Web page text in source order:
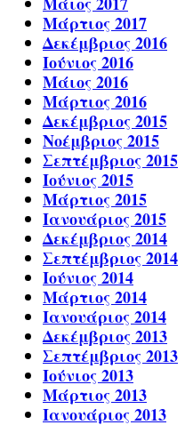
Μάρτιος 2017
Δεκέμβριος 2016
Ιούνιος 2016
Μάιος 2016
Μάρτιος 2016
Δεκέμβριος 2015
Νοέμβριος 2015
Σεπτέμβριος 2015
Ιούνιος 2015
Μάρτιος 2015
Ιανουάριος 2015
Δεκέμβριος 2014
Σεπτέμβριος 2014
Ιούνιος 2014
Μάρτιος 2014
Ιανουάριος 2014
Δεκέμβριος 2013
Σεπτέμβριος 2013
Ιούνιος 2013
Μάρτιος 2013
Ιανουάριος 2013